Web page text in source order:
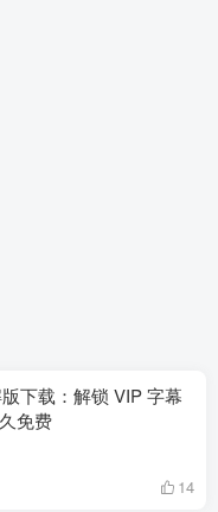
下载：解锁 VIP 字幕
免费
14